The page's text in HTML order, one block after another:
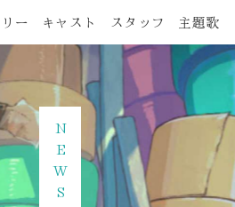
ー キャスト スタッフ 主題歌
NEWS